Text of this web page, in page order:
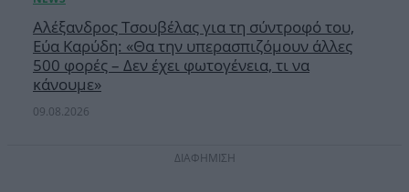
Αλέξανδρος Τσουβέλας για τη σύντροφό του,
Εύα Καρύδη: «Θα την υπερασπιζόμουν άλλες
500 φορές – Δεν έχει φωτογένεια, τι να
κάνουμε»
09.08.2026
ΔΙΑΦΗΜΙΣΗ